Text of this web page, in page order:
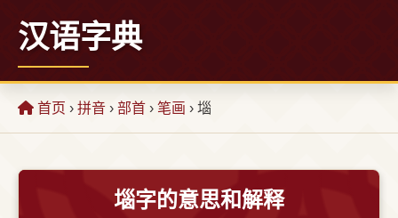
汉语字典
首页 › 拼音 › 部首 › 笔画 › 堖
堖字的意思和解释